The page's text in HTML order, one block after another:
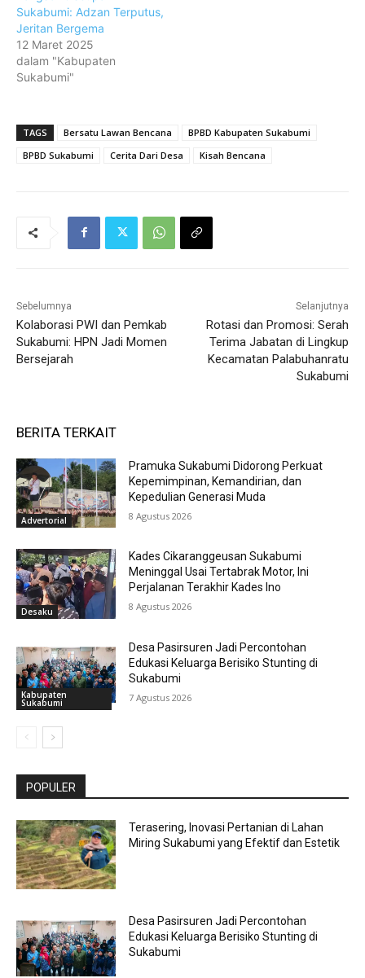
Sukabumi: Adzan Terputus,
Jeritan Bergema
12 Maret 2025
dalam "Kabupaten
Sukabumi"
TAGS Bersatu Lawan Bencana
BPBD Kabupaten Sukabumi
BPBD Sukabumi
Cerita Dari Desa Kisah Bencana
Sebelumnya
Kolaborasi PWI dan Pemkab
Sukabumi: HPN Jadi Momen
Bersejarah
Selanjutnya
Rotasi dan Promosi: Serah
Terima Jabatan di Lingkup
Kecamatan Palabuhanratu
Sukabumi
BERITA TERKAIT
Advertorial
Pramuka Sukabumi Didorong Perkuat
Kepemimpinan, Kemandirian, dan
Kepedulian Generasi Muda
8 Agustus 2026
Desaku
Kades Cikaranggeusan Sukabumi
Meninggal Usai Tertabrak Motor, Ini
Perjalanan Terakhir Kades Ino
8 Agustus 2026
Kabupaten
Sukabumi
Desa Pasirsuren Jadi Percontohan
Edukasi Keluarga Berisiko Stunting di
Sukabumi
7 Agustus 2026
POPULER
Terasering, Inovasi Pertanian di Lahan
Miring Sukabumi yang Efektif dan Estetik
Desa Pasirsuren Jadi Percontohan
Edukasi Keluarga Berisiko Stunting di
Sukabumi